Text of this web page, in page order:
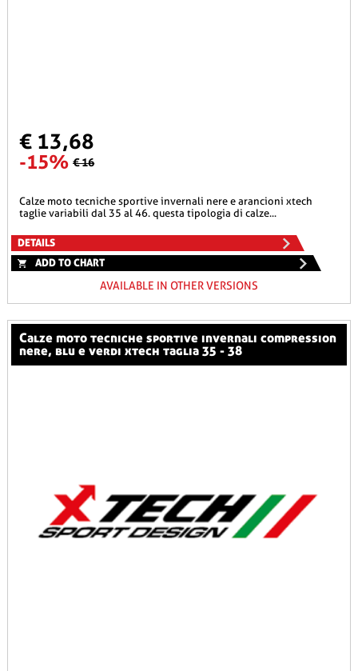
€ 13,68
-15% € 16
calze moto tecniche sportive invernali nere e arancioni xtech
taglie variabili dal 35 al 46. questa tipologia di calze...
DETAILS
ADD TO CHART
AVAILABLE IN OTHER VERSIONS
calze moto tecniche sportive invernali compression
nere, blu e verdi xtech taglia 35 - 38